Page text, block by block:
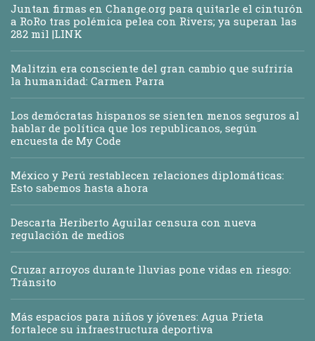
Juntan firmas en Change.org para quitarle el cinturón
a RoRo tras polémica pelea con Rivers; ya superan las
282 mil |LINK
Malitzin era consciente del gran cambio que sufriría
la humanidad: Carmen Parra
Los demócratas hispanos se sienten menos seguros al
hablar de política que los republicanos, según
encuesta de My Code
México y Perú restablecen relaciones diplomáticas:
Esto sabemos hasta ahora
Descarta Heriberto Aguilar censura con nueva
regulación de medios
Cruzar arroyos durante lluvias pone vidas en riesgo:
Tránsito
Más espacios para niños y jóvenes: Agua Prieta
fortalece su infraestructura deportiva